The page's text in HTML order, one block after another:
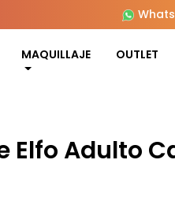
MAQUILLAJE OUTLET
Elfo Adulto